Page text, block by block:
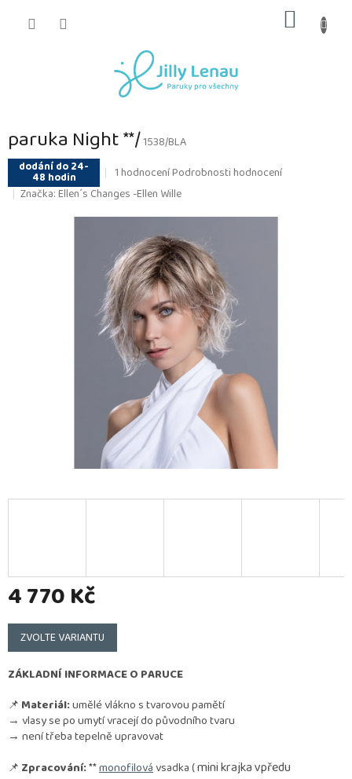
KOŠÍK
paruka Night **/1538/BLA
dodání do 24-
48 hodin
Průměrné
hodnocení
produktu
je
5
hvězdiček.
1 hodnoceníPodrobnosti hodnocení
Značka:Ellen´s Changes -Ellen Wille
4 770 Kč
Měrná
cena:
ZVOLTE VARIANTU
ZÁKLADNÍ INFORMACE O PARUCE
📌 Materiál:umělé vlákno s tvarovou pamětí
→ vlasy se po umytí vracejí do původního tvaru
→ není třeba tepelně upravovat
📌 Zpracování:**monofilovávsadka (mini krajka vpředu